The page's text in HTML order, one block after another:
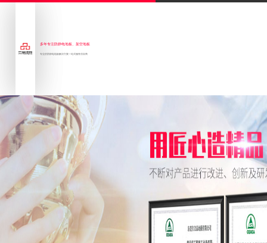
多年专注防静电地板、架空地板
专业的防静电地板解决方案一站式服务供应商